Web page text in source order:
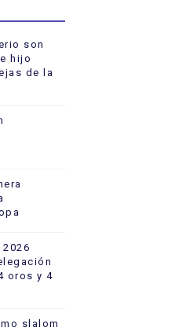
son
hijo
de la
oros y 4
slalom